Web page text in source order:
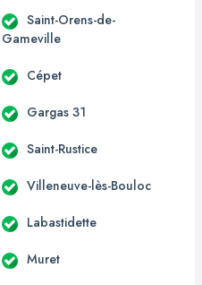
Saint-Orens-de-
Gameville
Cépet
Gargas 31
Saint-Rustice
Villeneuve-lès-Bouloc
Labastidette
Muret